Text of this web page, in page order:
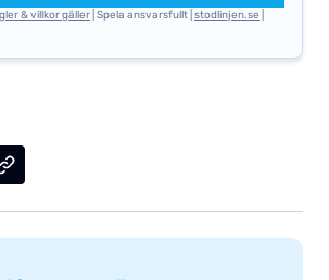
& villkor gäller | Spela ansvarsfullt | stodlinjen.se